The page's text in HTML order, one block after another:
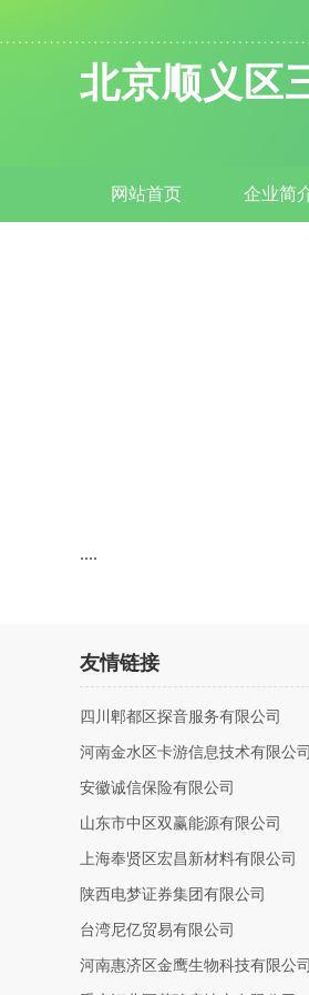
北京顺义区
网站首页 企业简
....
友情链接
四川郫都区探音服务有限公司
河南金水区卡游信息技术有限公司
安徽诚信保险有限公司
山东市中区双赢能源有限公司
上海奉贤区宏昌新材料有限公司
陕西电梦证券集团有限公司
台湾尼亿贸易有限公司
河南惠济区金鹰生物科技有限公司